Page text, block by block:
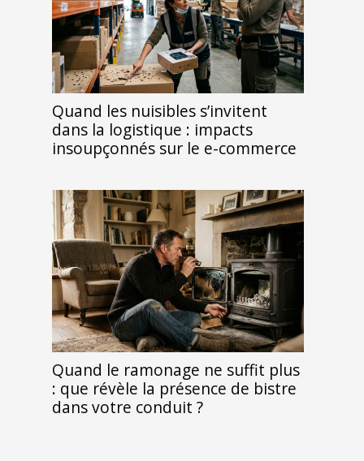
Quand les nuisibles s’invitent
dans la logistique : impacts
insoupçonnés sur le e-commerce
Quand le ramonage ne suffit plus
: que révèle la présence de bistre
dans votre conduit ?